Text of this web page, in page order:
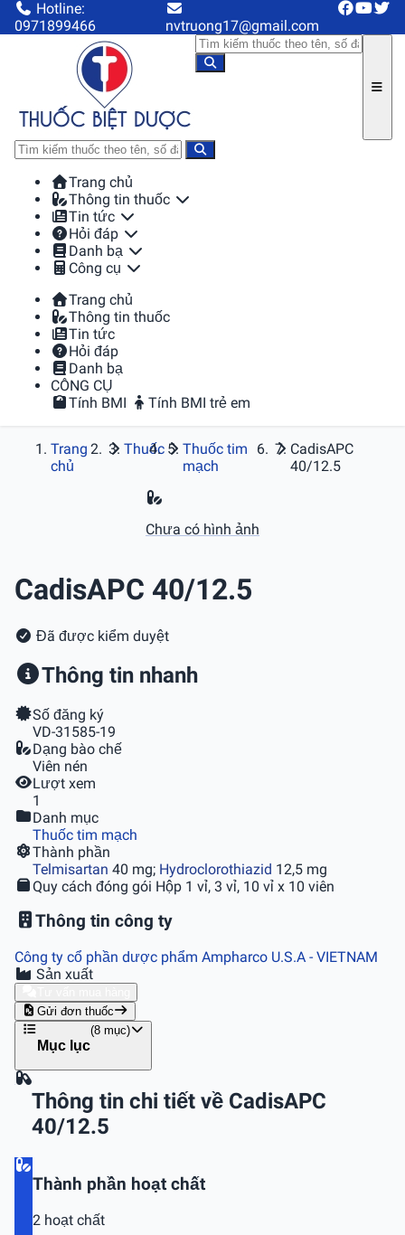
Hotline:
0971899466
nvtruong17@gmail.com
Trang chủ
Thông tin thuốc
Tin tức
Hỏi đáp
Danh bạ
Công cụ
Trang chủ
Thông tin thuốc
Tin tức
Hỏi đáp
Danh bạ
CÔNG CỤ
Tính BMI
Tính BMI trẻ em
Trang
chủ
Thuốc
Thuốc tim
mạch
CadisAPC
40/12.5
Chưa có hình ảnh
CadisAPC 40/12.5
Đã được kiểm duyệt
Thông tin nhanh
Số đăng ký
VD-31585-19
Dạng bào chế
Viên nén
Lượt xem
1
Danh mục
Thuốc tim mạch
Thành phần
Telmisartan 40 mg; Hydroclorothiazid 12,5 mg
Quy cách đóng gói Hộp 1 vỉ, 3 vỉ, 10 vỉ x 10 viên
Thông tin công ty
Công ty cổ phần dược phẩm Ampharco U.S.A - VIETNAM
Sản xuất
Gửi đơn thuốc
Mục lục
(8 mục)
Thông tin chi tiết về CadisAPC
40/12.5
Thành phần hoạt chất
2 hoạt chất